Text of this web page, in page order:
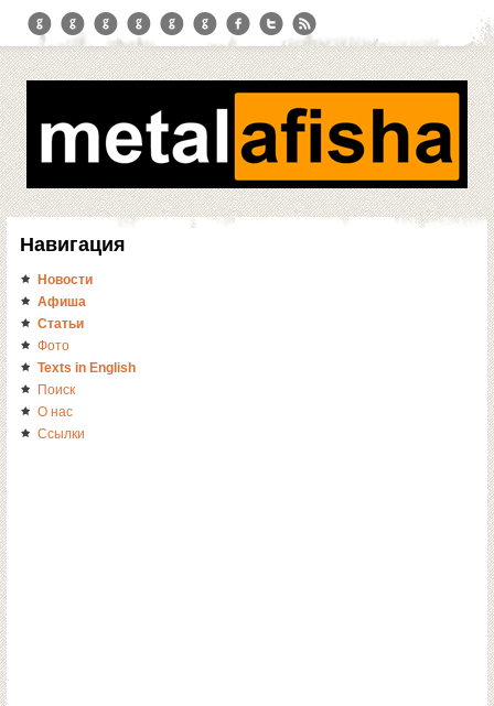
Навигация
Новости
Афиша
Статьи
Фото
Texts in English
Поиск
О нас
Ссылки